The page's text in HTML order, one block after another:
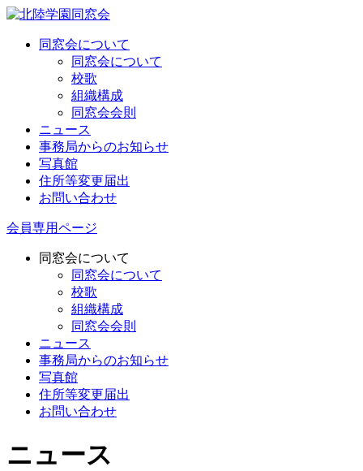
同窓会について
同窓会について
校歌
組織構成
同窓会会則
ニュース
事務局からのお知らせ
写真館
住所等変更届出
お問い合わせ
会員専用ページ
同窓会について
同窓会について
校歌
組織構成
同窓会会則
ニュース
事務局からのお知らせ
写真館
住所等変更届出
お問い合わせ
ニュース